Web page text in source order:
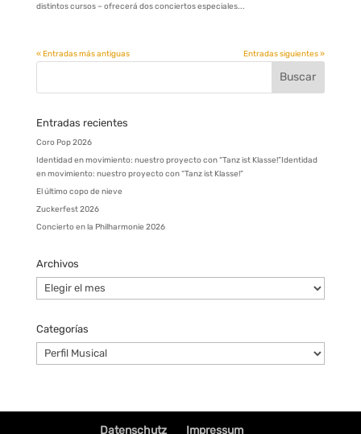
distintos cursos – ofrecerá dos conciertos especiales...
« Entradas más antiguas Entradas siguientes »
Entradas recientes
Coro Pop 2026
Identidad en movimiento: nuestro proyecto con “Tanz ist Klasse!”Identidad
en movimiento: nuestro proyecto con “Tanz ist Klasse!”
El último copo de nieve
Zuckerfest 2026
Concierto en la Philharmonie 2026
Archivos
Archivos
Categorías
Categorías
Datenschutz Impressum